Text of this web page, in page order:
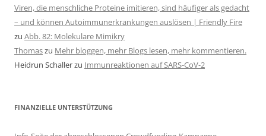
Viren, die menschliche Proteine imitieren, sind häufiger als gedacht
– und können Autoimmunerkrankungen auslösen | Friendly Fire
zu Abb. 82: Molekulare Mimikry
Thomaszu Mehr bloggen, mehr Blogs lesen, mehr kommentieren.
Heidrun Schallerzu Immunreaktionen auf SARS-CoV-2
FINANZIELLE UNTERSTÜTZUNG